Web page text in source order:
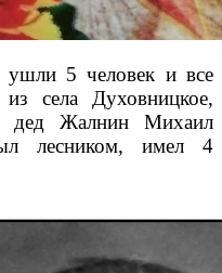
5 человек и все
села Духовницкое,
дед Жалнин Михаил
лесником, имел 4